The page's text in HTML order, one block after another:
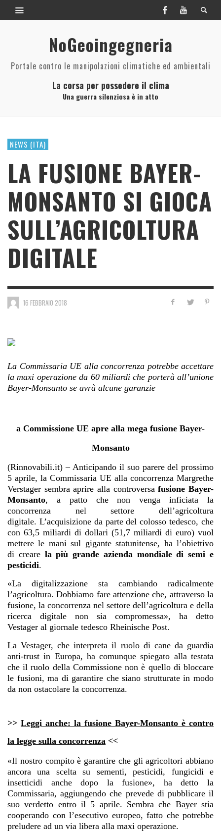
NoGeoingegneria
Portale contro le manipolazioni climatiche ed ambientali
La corsa per possedere il clima
Una guerra silenziosa è in atto
NEWS (ITA)
LA FUSIONE BAYER-
MONSANTO SI GIOCA
SULL’AGRICOLTURA
DIGITALE
16 FEBBRAIO 2018
La Commissaria UE alla concorrenza potrebbe accettare
la maxi operazione da 60 miliardi che porterà all’unione
Bayer-Monsanto se avrà alcune garanzie
a Commissione UE apre alla mega fusione Bayer-
Monsanto
(Rinnovabili.it) – Anticipando il suo parere del prossimo
5 aprile, la Commissaria UE alla concorrenza Margrethe
Verstager sembra aprire alla controversafusione Bayer-
Monsanto, a patto che non venga inficiata la
concorrenza nel settore dell’agricoltura
digitale. L’acquisizione da parte del colosso tedesco, che
con 63,5 miliardi di dollari (51,7 miliardi di euro) vuol
mettere le mani sul gigante statunitense, ha l’obiettivo
di creare la più grande azienda mondiale di semi e
pesticidi.
«La digitalizzazione sta cambiando radicalmente
l’agricoltura. Dobbiamo fare attenzione che, attraverso la
fusione, la concorrenza nel settore dell’agricoltura e della
ricerca digitale non sia compromessa», ha detto
Vestager al giornale tedesco Rheinische Post.
La Vestager, che interpreta il ruolo di cane da guardia
anti-trust in Europa, ha comunque spiegato alla testata
che il ruolo della Commissione non è quello di bloccare
le fusioni, ma di garantire che siano strutturate in modo
da non ostacolare la concorrenza.
>> Leggi anche: la fusione Bayer-Monsanto è contro
la legge sulla concorrenza <<
«Il nostro compito è garantire che gli agricoltori abbiano
ancora una scelta su sementi, pesticidi, fungicidi e
insetticidi anche dopo la fusione», ha detto la
Commissaria, aggiungendo che prevede di pubblicare il
suo verdetto entro il 5 aprile. Sembra che Bayer stia
cooperando con l’esecutivo europeo, fatto che potrebbe
preludere ad un via libera alla maxi operazione.